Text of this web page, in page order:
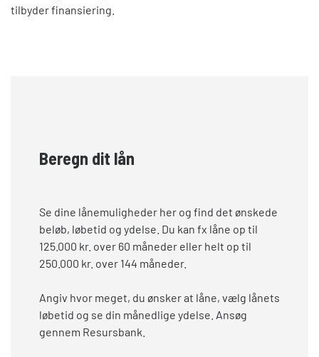
tilbyder finansiering.
Beregn dit lån
Se dine lånemuligheder her og find det ønskede
beløb, løbetid og ydelse. Du kan fx låne op til
125.000 kr. over 60 måneder eller helt op til
250.000 kr. over 144 måneder.
Angiv hvor meget, du ønsker at låne, vælg lånets
løbetid og se din månedlige ydelse. Ansøg
gennem Resursbank.